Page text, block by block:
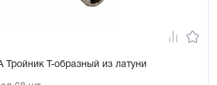
Тройник T-образный из латуни